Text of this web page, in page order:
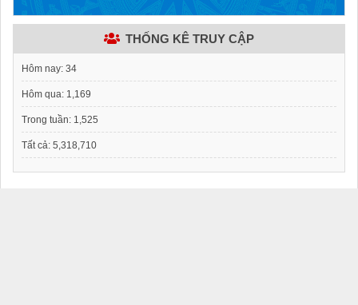
THỐNG KÊ TRUY CẬP
Hôm nay: 34
Hôm qua: 1,169
Trong tuần: 1,525
Tất cả: 5,318,710